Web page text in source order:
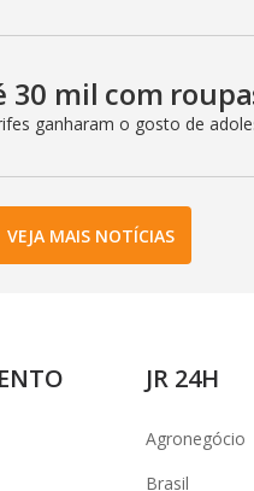
30 mil com
ganharam o gosto de
VEJA MAIS NOTÍCIAS
JR 24H
Agronegócio
Brasil